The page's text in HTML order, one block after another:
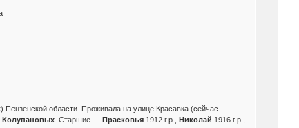
области. Проживала на улице Красавка (сейчас
. Старшие — Прасковья1912 г.р., Николай 1916 г.р.,